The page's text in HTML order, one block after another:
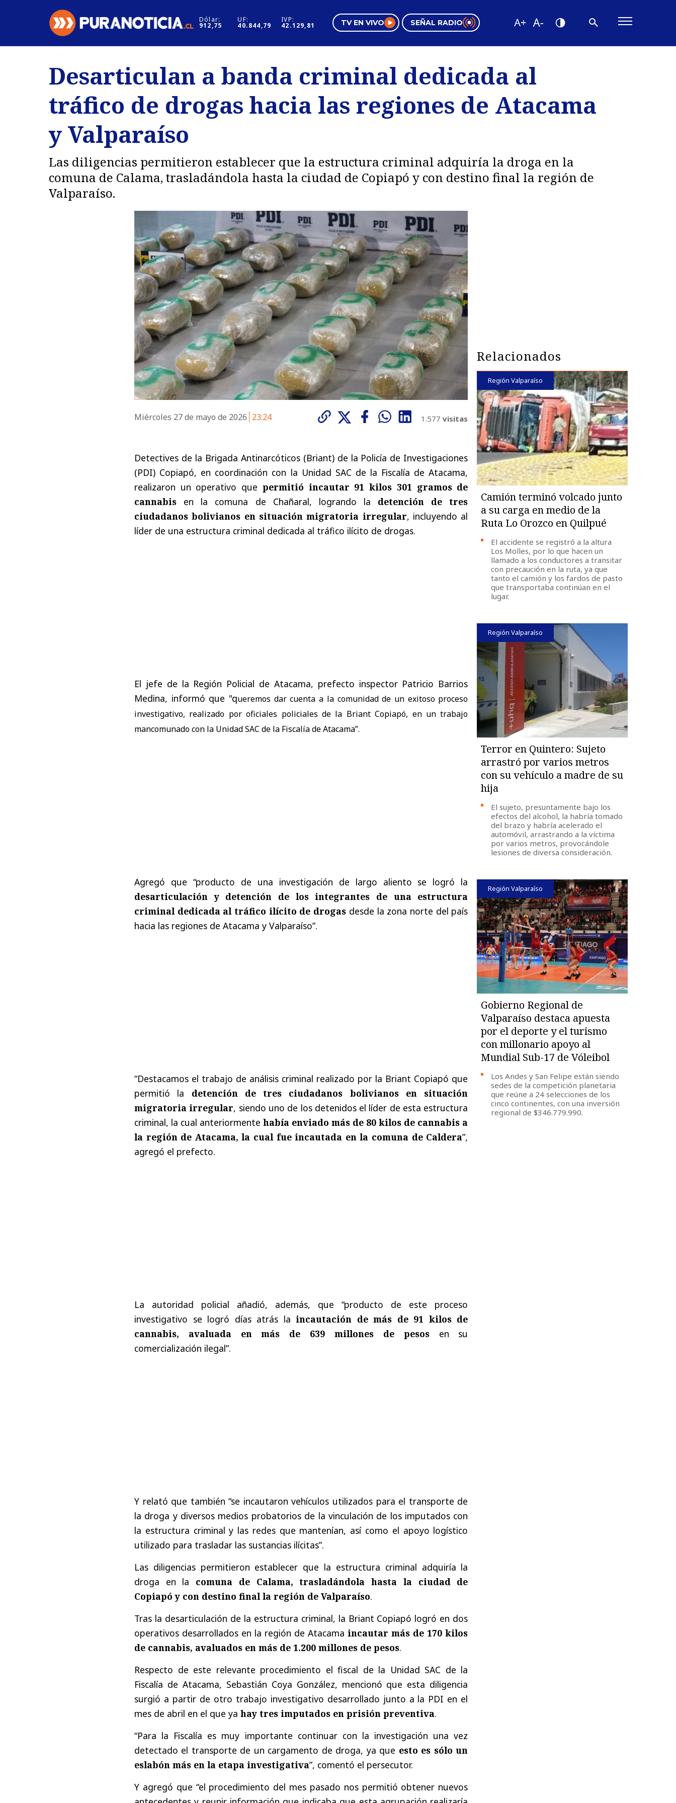
Dólar:
912,75
UF:
40.844,79
IVP:
42.129,81 TV EN VIVO SEÑAL RADIO
Regiones
Deportes
Internacional
Motores
Negocios
Pura Mujer
Tendencias
Videos
Desarticulan a banda criminal dedicada al
tráfico de drogas hacia las regiones de Atacama
y Valparaíso
Las diligencias permitieron establecer que la estructura criminal adquiría la droga en la
comuna de Calama, trasladándola hasta la ciudad de Copiapó y con destino final la región de
Valparaíso.
Miércoles 27 de mayo de 2026 23:24 1.577 visitas
Detectives de la Brigada Antinarcóticos (Briant) de la Policía de Investigaciones
(PDI) Copiapó, en coordinación con la Unidad SAC de la Fiscalía de Atacama,
realizaron un operativo que permitió incautar 91 kilos 301 gramos de
cannabis en la comuna de Chañaral, logrando la detención de tres
ciudadanos bolivianos en situación migratoria irregular, incluyendo al
líder de una estructura criminal dedicada al tráfico ilícito de drogas.
El jefe de la Región Policial de Atacama, prefecto inspector Patricio Barrios
Medina, informó que "queremos dar cuenta a la comunidad de un exitoso proceso
investigativo, realizado por oficiales policiales de la Briant Copiapó, en un trabajo
mancomunado con la Unidad SAC de la Fiscalía de Atacama”.
Agregó que “producto de una investigación de largo aliento se logró la
desarticulación y detención de los integrantes de una estructura
criminal dedicada al tráfico ilícito de drogas desde la zona norte del país
hacia las regiones de Atacama y Valparaíso”.
“Destacamos el trabajo de análisis criminal realizado por la Briant Copiapó que
permitió la detención de tres ciudadanos bolivianos en situación
migratoria irregular, siendo uno de los detenidos el líder de esta estructura
criminal, la cual anteriormentehabía enviado más de 80 kilos de cannabis a
la región de Atacama, la cual fue incautada en la comuna de Caldera”,
agregó el prefecto.
La autoridad policial añadió, además, que “producto de este proceso
investigativo se logró días atrás la incautación de más de 91 kilos de
cannabis, avaluada en más de 639 millones de pesosen su
comercialización ilegal”.
Y relató que también “se incautaron vehículos utilizados para el transporte de
la droga y diversos medios probatorios de la vinculación de los imputados con
la estructura criminal y las redes que mantenían, así como el apoyo logístico
utilizado para trasladar las sustancias ilícitas”.
Las diligencias permitieron establecer que la estructura criminal adquiría la
droga en la comuna de Calama, trasladándola hasta la ciudad de
Copiapó y con destino final la región de Valparaíso.
Tras la desarticulación de la estructura criminal, la Briant Copiapó logró en dos
operativos desarrollados en la región de Atacama incautar más de 170 kilos
de cannabis, avaluados en más de 1.200 millones de pesos.
Respecto de este relevante procedimiento el fiscal de la Unidad SAC de la
Fiscalía de Atacama, Sebastián Coya González, mencionó que esta diligencia
surgió a partir de otro trabajo investigativo desarrollado junto a la PDI en el
mes de abril en el que ya hay tres imputados en prisión preventiva.
“Para la Fiscalía es muy importante continuar con la investigación una vez
detectado el transporte de un cargamento de droga, ya que esto es sólo un
eslabón más en la etapa investigativa”, comentó el persecutor.
Y agregó que “el procedimiento del mes pasado nos permitió obtener nuevos
Relacionados
Región Valparaíso
Camión terminó volcado junto
a su carga en medio de la
Ruta Lo Orozco en Quilpué
El accidente se registró a la altura
Los Molles, por lo que hacen un
llamado a los conductores a transitar
con precaución en la ruta, ya que
tanto el camión y los fardos de pasto
que transportaba continúan en el
lugar.
Región Valparaíso
Terror en Quintero: Sujeto
arrastró por varios metros
con su vehículo a madre de su
hija
El sujeto, presuntamente bajo los
efectos del alcohol, la habría tomado
del brazo y habría acelerado el
automóvil, arrastrando a la víctima
por varios metros, provocándole
lesiones de diversa consideración.
Región Valparaíso
Gobierno Regional de
Valparaíso destaca apuesta
por el deporte y el turismo
con millonario apoyo al
Mundial Sub-17 de Vóleibol
Los Andes y San Felipe están siendo
sedes de la competición planetaria
que reúne a 24 selecciones de los
cinco continentes, con una inversión
regional de $346.779.990.